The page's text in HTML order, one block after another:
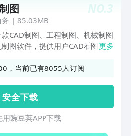
；6.绘图编辑，CAD制图修改、复
圆角倒角等； 7.分享与同步，
、QQ图纸，账号三端同步； 8.
，打开PDF，CAD与PDF互转、
片，文字查找，块统计；9.项目协
CAD看图王邮箱：
建筑建设、一级建造师、二级建
程测量员、设计师看图交流等。
机看图在建筑（暖通、给排水、电
气、结构、预算、园林、测量等专
械（加工、机床、钢格板等）、
装修（平面图、建筑龙骨等）、
行业得到了广泛应用；致力于打造
用户满意的移动产品，CAD手机
免费地为用户提供优质的产品和服
断提升产品质量、开发更多的实
极速浏览
NO.3
图
务 | 85.03MB
CAD制图、工程制图、机械制图
制图软件，提供用户CAD看图、手
图纸通看图制图功能。用户通过
智能图库，提高办公效率。
速看图：支持手机查看CAD图
AutoCAD各版本的DWG图纸，
图纸查看器、编辑器，显示图纸
更多
，当前已有8055人订阅
安 全 下 载
用豌豆荚APP下载